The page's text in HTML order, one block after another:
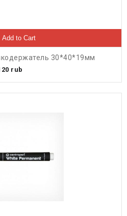
Add to Cart
30*40*19мм
rub